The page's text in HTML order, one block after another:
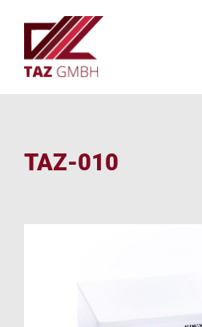
springen
TAZ-010